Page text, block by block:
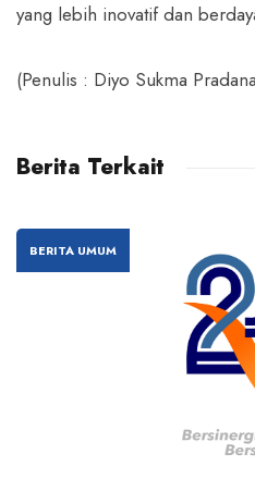
yang lebih inovatif dan
(Penulis : Diyo Sukma
Berita Terkait
BERITA UMUM